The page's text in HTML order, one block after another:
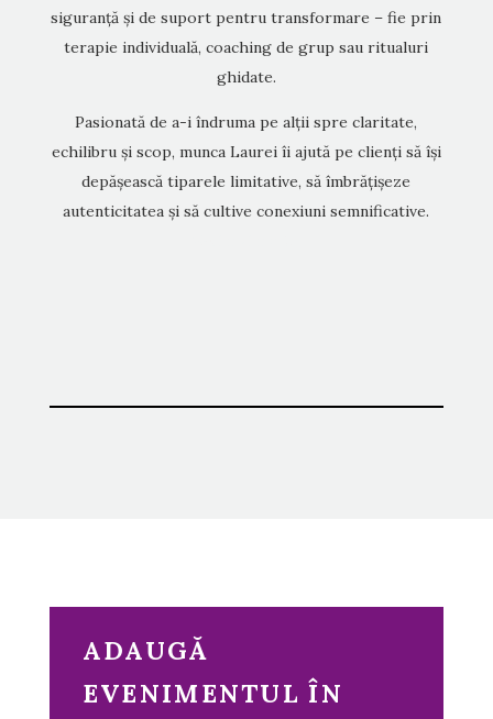
siguranță și de suport pentru transformare – fie prin
terapie individuală, coaching de grup sau ritualuri
ghidate.
Pasionată de a-i îndruma pe alții spre claritate,
echilibru și scop, munca Laurei îi ajută pe clienți să își
depășească tiparele limitative, să îmbrățișeze
autenticitatea și să cultive conexiuni semnificative.
ADAUGĂ
EVENIMENTUL ÎN